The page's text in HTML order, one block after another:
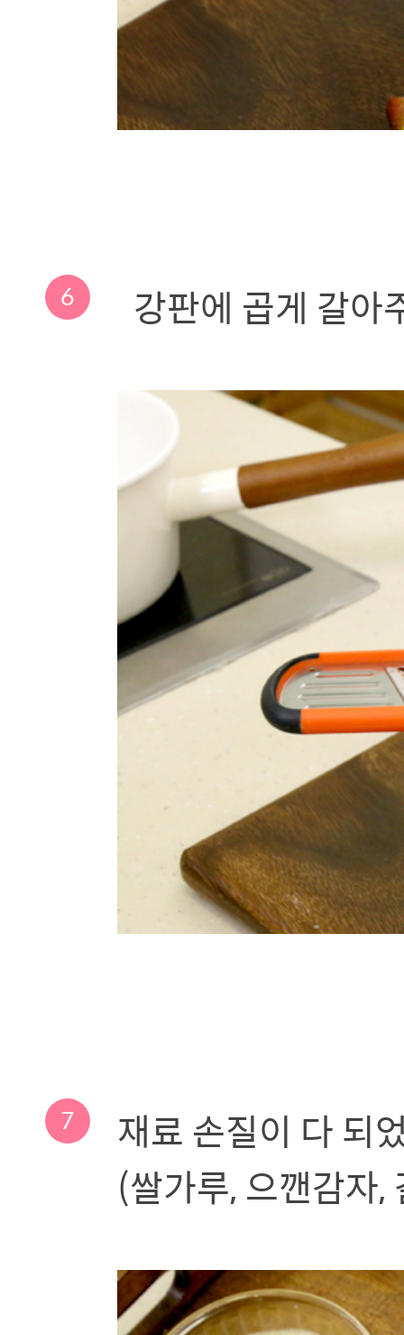
6 강판에 곱게 갈아
7
재료 손질이 다 되
(쌀가루, 으깬감자,